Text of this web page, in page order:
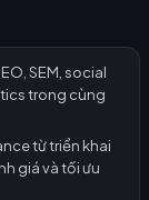
SEM, social
trong cùng
từ triển khai
giá và tối ưu